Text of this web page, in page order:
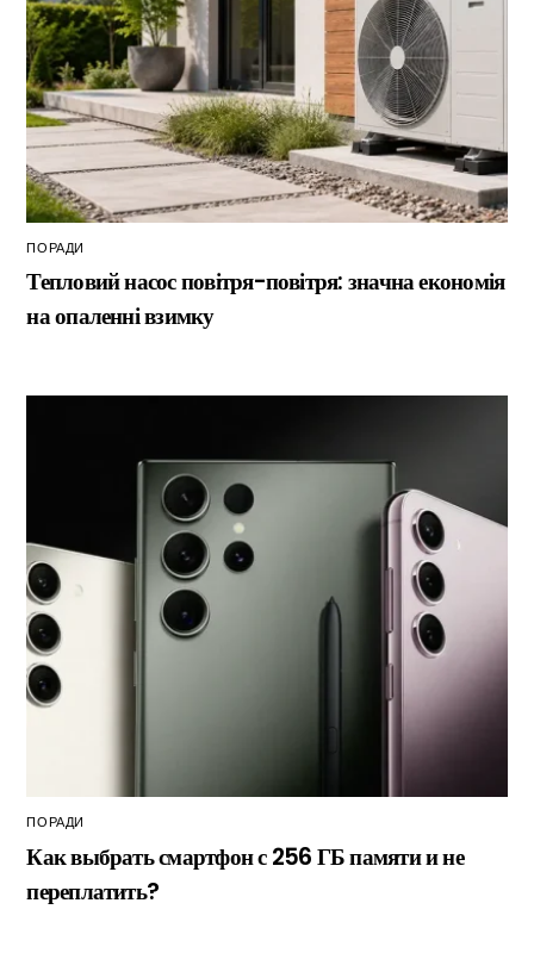
ПОРАДИ
Тепловий насос повітря-повітря: значна економія
на опаленні взимку
ПОРАДИ
Как выбрать смартфон с 256 ГБ памяти и не
переплатить?